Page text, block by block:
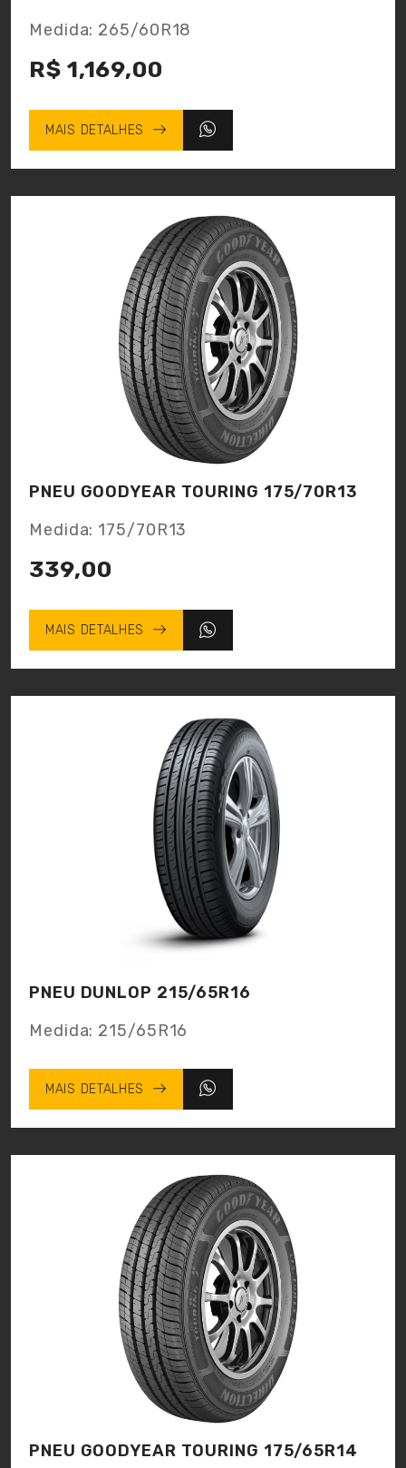
Medida: 265/60R18
R$ 1,169,00
MAIS DETALHES
PNEU GOODYEAR TOURING 175/70R13
Medida: 175/70R13
339,00
MAIS DETALHES
PNEU DUNLOP 215/65R16
Medida: 215/65R16
MAIS DETALHES
PNEU GOODYEAR TOURING 175/65R14